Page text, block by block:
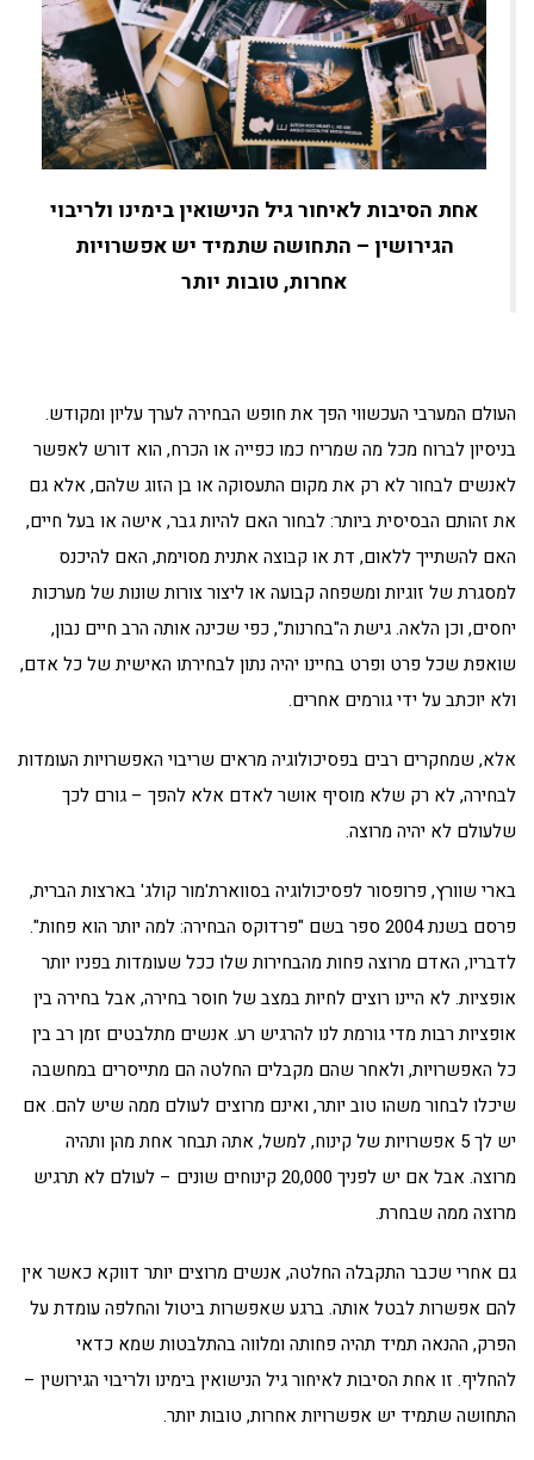
אחת הסיבות לאיחור גיל הנישואין בימינו ולריבוי
הגירושין – התחושה שתמיד יש אפשרויות
אחרות, טובות יותר
העולם המערבי העכשווי הפך את חופש הבחירה לערך עליון ומקודש.
בניסיון לברוח מכל מה שמריח כמו כפייה או הכרח, הוא דורש לאפשר
לאנשים לבחור לא רק את מקום התעסוקה או בן הזוג שלהם, אלא גם
את זהותם הבסיסית ביותר: לבחור האם להיות גבר, אישה או בעל חיים,
האם להשתייך ללאום, דת או קבוצה אתנית מסוימת, האם להיכנס
למסגרת של זוגיות ומשפחה קבועה או ליצור צורות שונות של מערכות
יחסים, וכן הלאה. גישת ה"בחרנות", כפי שכינה אותה הרב חיים נבון,
שואפת שכל פרט ופרט בחיינו יהיה נתון לבחירתו האישית של כל אדם,
ולא יוכתב על ידי גורמים אחרים.
אלא, שמחקרים רבים בפסיכולוגיה מראים שריבוי האפשרויות העומדות
לבחירה, לא רק שלא מוסיף אושר לאדם אלא להפך – גורם לכך
שלעולם לא יהיה מרוצה.
בארי שוורץ, פרופסור לפסיכולוגיה בסווארת'מור קולג' בארצות הברית,
פרסם בשנת 2004 ספר בשם "פרדוקס הבחירה: למה יותר הוא פחות".
לדבריו, האדם מרוצה פחות מהבחירות שלו ככל שעומדות בפניו יותר
אופציות. לא היינו רוצים לחיות במצב של חוסר בחירה, אבל בחירה בין
אופציות רבות מדי גורמת לנו להרגיש רע. אנשים מתלבטים זמן רב בין
כל האפשרויות, ולאחר שהם מקבלים החלטה הם מתייסרים במחשבה
שיכלו לבחור משהו טוב יותר, ואינם מרוצים לעולם ממה שיש להם. אם
יש לך 5 אפשרויות של קינוח, למשל, אתה תבחר אחת מהן ותהיה
מרוצה. אבל אם יש לפניך 20,000 קינוחים שונים – לעולם לא תרגיש
מרוצה ממה שבחרת.
גם אחרי שכבר התקבלה החלטה, אנשים מרוצים יותר דווקא כאשר אין
להם אפשרות לבטל אותה. ברגע שאפשרות ביטול והחלפה עומדת על
הפרק, ההנאה תמיד תהיה פחותה ומלווה בהתלבטות שמא כדאי
להחליף. זו אחת הסיבות לאיחור גיל הנישואין בימינו ולריבוי הגירושין –
התחושה שתמיד יש אפשרויות אחרות, טובות יותר.